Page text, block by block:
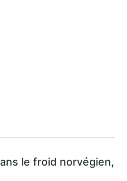
le froid norvégien,